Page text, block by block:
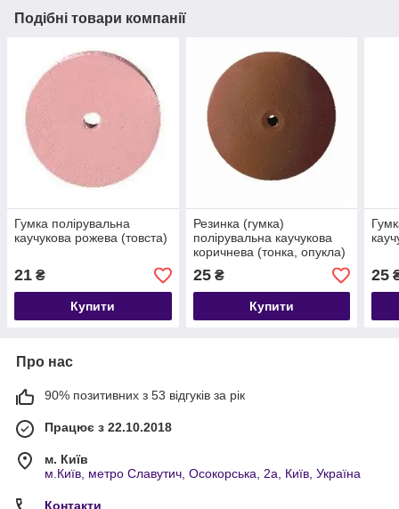
Подібні товари компанії
Гумка полірувальна
каучукова рожева (товста)
21 ₴
Купити
Резинка (гумка)
полірувальна каучукова
коричнева (тонка, опукла)
25₴
Купити
25
Про нас
90% позитивних з 53 відгуків за рік
Працює з 22.10.2018
м. Київ
м.Київ, метро Славутич, Осокорська, 2а, Київ, Україна
Контакти